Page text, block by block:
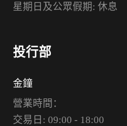
星期日及公眾假期: 休息
投行部
金鐘
營業時間：
交易日: 09:00 - 18:00